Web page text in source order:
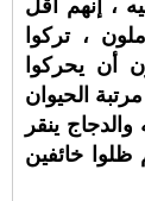
، تركوا
أن يحركوا
الحيوان
ينقر
خائفين